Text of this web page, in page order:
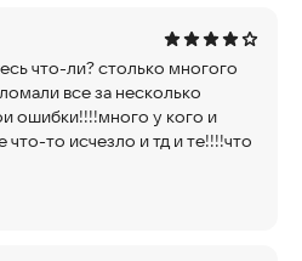
что-ли? столько многого
все за несколько
ошибки!!!!много у кого и
то исчезло и тд и те!!!!что